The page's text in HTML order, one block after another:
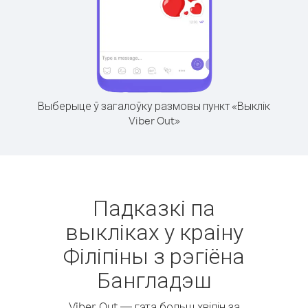
Выберыце ў загалоўку размовы пункт «Выклік
Viber Out»
Падказкі па
выкліках у краіну
Філіпіны з рэгіёна
Бангладэш